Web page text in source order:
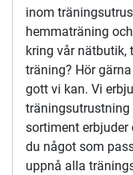
inom
hemmaträning
kring vår nätbutik,
träning? Hör
gott vi kan. Vi
sortiment
du något som
uppnå alla